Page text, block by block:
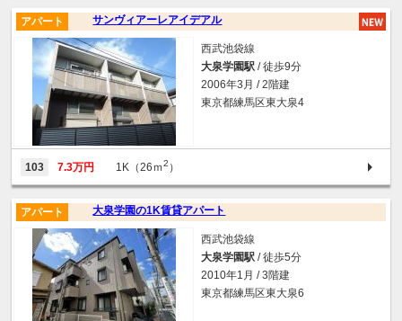
サンヴィアーレアイデアル
アパート
西武池袋線
大泉学園駅 / 徒歩9分
2006年3月 / 2階建
東京都練馬区東大泉4
103 7.3万円 1K（26ｍ2 ）
大泉学園の1K賃貸アパート
アパート
西武池袋線
大泉学園駅 / 徒歩5分
2010年1月 / 3階建
東京都練馬区東大泉6